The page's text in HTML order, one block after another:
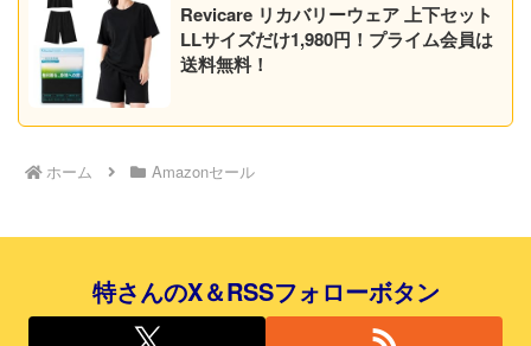
Revicare リカバリーウェア 上下セット
LLサイズだけ1,980円！プライム会員は
送料無料！
ホーム Amazonセール
特さんのX＆RSSフォローボタン